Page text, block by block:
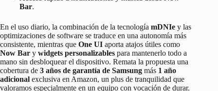
Bar.
En el uso diario, la combinación de la tecnología mDNIe y las
optimizaciones de software se traduce en una autonomía más
consistente, mientras que One UI aporta atajos útiles como
Now Bar y widgets personalizables para mantenerlo todo a
mano sin desbloquear el dispositivo. Remata la propuesta una
cobertura de 3 años de garantía de Samsung más 1 año
adicional exclusiva en Amazon, un plus de tranquilidad que
valoramos especialmente en un equipo con vocación de durar.